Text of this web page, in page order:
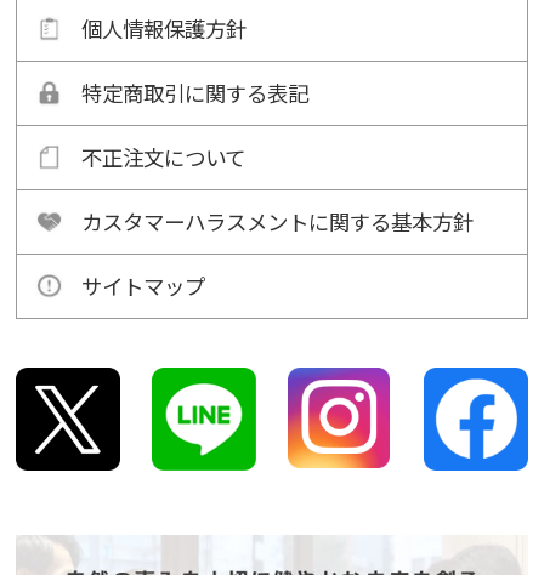
個人情報保護方針
特定商取引に関する表記
不正注文について
カスタマーハラスメントに関する基本方針
サイトマップ